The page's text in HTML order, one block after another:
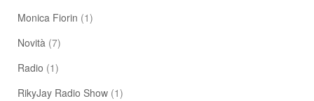
Monica Fiorin (1)
Novità (7)
Radio (1)
RikyJay Radio Show (1)